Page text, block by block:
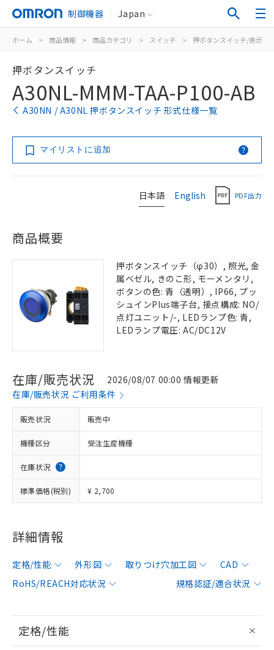
制御機器 Japan
ホーム > 商品情報 > 商品カテゴリ > スイッチ > 押ボタンスイッチ/表示灯
押ボタンスイッチ
A30NL-MMM-TAA-P100-AB
A30NN / A30NL 押ボタンスイッチ 形式仕様一覧
マイリストに追加
日本語 English PDF出力
商品概要
押ボタンスイッチ（φ30）, 照光, 金
属ベゼル, きのこ形, モーメンタリ,
ボタンの色: 青（透明）, IP66, プッ
シュインPlus端子台, 接点構成: NO/
点灯ユニット/-, LEDランプ色: 青,
LEDランプ電圧: AC/DC12V
在庫/販売状況
2026/08/07 00:00 情報更新
在庫/販売状況 ご利用条件
販売状況 販売中
機種区分 受注生産機種
在庫状況
標準価格(税別) ¥ 2,700
詳細情報
定格/性能 外形図 取りつけ穴加工図
CAD
RoHS/REACH対応状況
規格認証/適合状況
定格/性能